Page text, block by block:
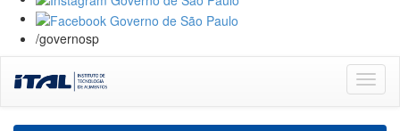
/governosp
navigation